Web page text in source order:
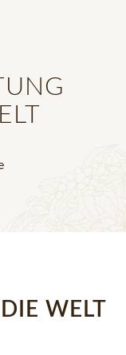
WELT